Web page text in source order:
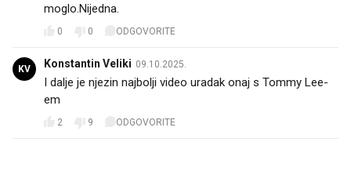
moglo.Nijedna.
0 0 ODGOVORITE
KV Konstantin Veliki 09.10.2025.
I dalje je njezin najbolji video uradak onaj s Tommy Lee-
em
2 9 ODGOVORITE